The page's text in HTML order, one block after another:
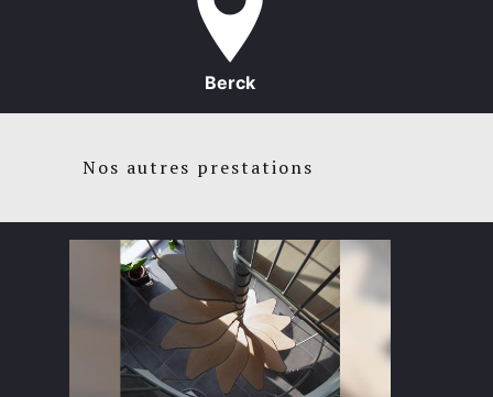
Berck
Nos autres prestations